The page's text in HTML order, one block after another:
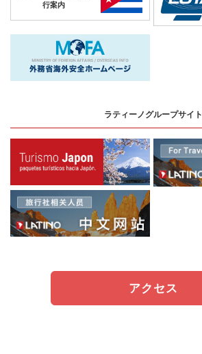
ラティーノグループサイト
アクセス
行案内